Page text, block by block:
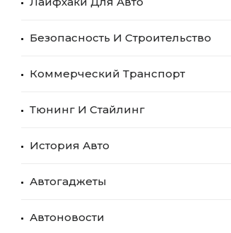
Безопасность И Строительство
Коммерческий Транспорт
Тюнинг И Стайлинг
История Авто
Автогаджеты
Автоновости